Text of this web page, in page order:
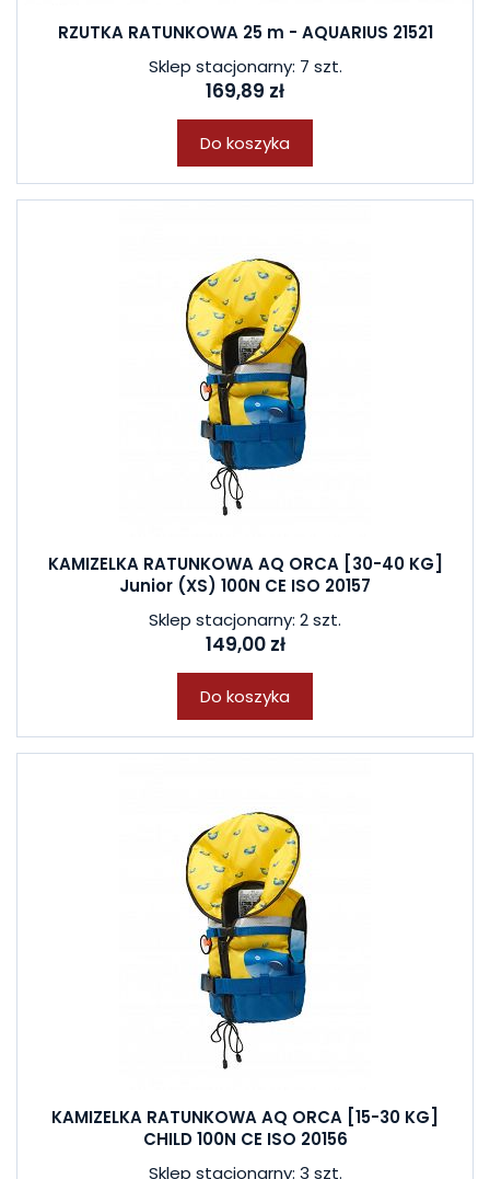
RZUTKA RATUNKOWA 25 m - AQUARIUS 21521
Sklep stacjonarny: 7 szt.
169,89 zł
Do koszyka
KAMIZELKA RATUNKOWA AQ ORCA [30-40 KG]
Junior (XS) 100N CE ISO 20157
Sklep stacjonarny: 2 szt.
149,00 zł
Do koszyka
KAMIZELKA RATUNKOWA AQ ORCA [15-30 KG]
CHILD 100N CE ISO 20156
Sklep stacjonarny: 3 szt.